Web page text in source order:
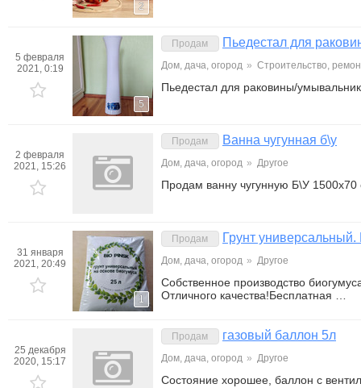
2
5 февраля
2021, 0:19
5
Продам Пьедестал для
Дом, дача, огород » Строительство,
Пьедестал для раковины/
2 февраля
2021, 15:26
Продам Ванна чугунная б\у
Дом, дача, огород » Другое
Продам ванну чугунную Б\У
31 января
2021, 20:49
1
Продам Грунт универсальный.
Дом, дача, огород » Другое
Собственное производство
Отличного качества!Бесплатная …
25 декабря
2020, 15:17
Продам газовый баллон 5л
Дом, дача, огород » Другое
Состояние хорошее, баллон с